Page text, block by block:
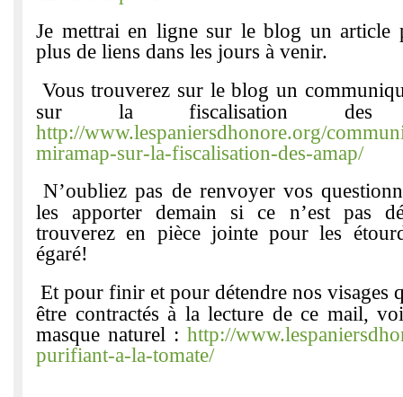
Je mettrai en ligne sur le blog un article
plus de liens dans les jours à venir.
Vous trouverez sur le blog un
sur la fiscalisation
http://www.lespaniersdhonore.org/
miramap-sur-la-fiscalisation-des-amap/
N’oubliez pas de renvoyer vos
les apporter demain si ce n’est pas
trouverez en pièce jointe pour les
égaré!
Et pour finir et pour détendre nos visages
être contractés à la lecture de ce mail,
masque naturel : http://
purifiant-a-la-tomate/